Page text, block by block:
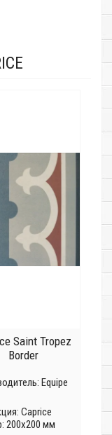
Saint Tropez
Border
Equipe
Caprice
200x200 мм